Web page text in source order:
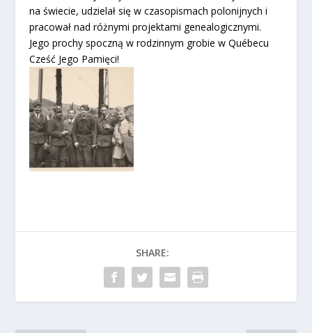
na świecie, udzielał się w czasopismach polonijnych i
pracował nad różnymi projektami genealogicznymi.
Jego prochy spoczną w rodzinnym grobie w Québecu
Cześć Jego Pamięci!
SHARE: